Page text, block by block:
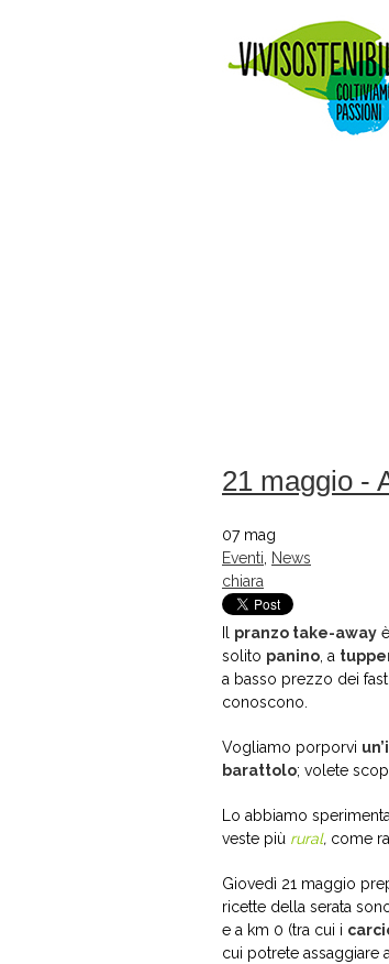
21 maggio -
07mag
Eventi
News
chiara
pranzo take-away
solito panino , a
a basso prezzo dei
conoscono.
Vogliamo porporvi
barattolo; volete
Lo abbiamo
veste più rural, come
Giovedì 21 maggio
ricette della serata
e a km 0 (tra cui i
cui potrete assaggiare